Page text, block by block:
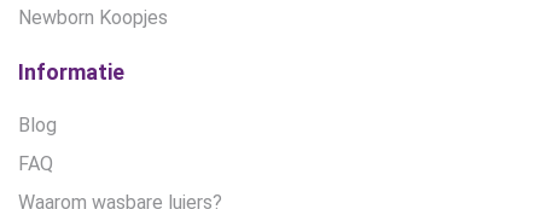
Newborn Koopjes
Informatie
Blog
FAQ
Waarom wasbare luiers?